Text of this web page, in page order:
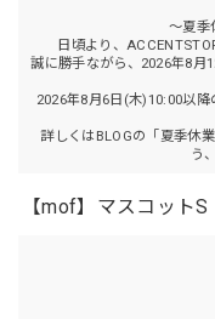
～夏季
日頃より、
誠に勝手ながら、2026年8月
2026年8月6日(木)10:00以
詳しくはBLOGの「夏季休
う
【mof】マスコット